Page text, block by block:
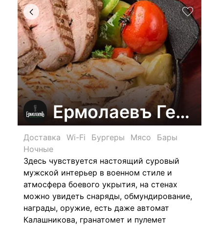
Ермолаевъ
Доставка Wi-Fi Бургеры Мясо
Бары
Ночные
Здесь чувствуется настоящий суровый
мужской интерьер в военном стиле и
атмосфера боевого укрытия, на стенах
можно увидеть снаряды, обмундирование,
награды, оружие, есть даже автомат
Калашникова, гранатомет и пулемет